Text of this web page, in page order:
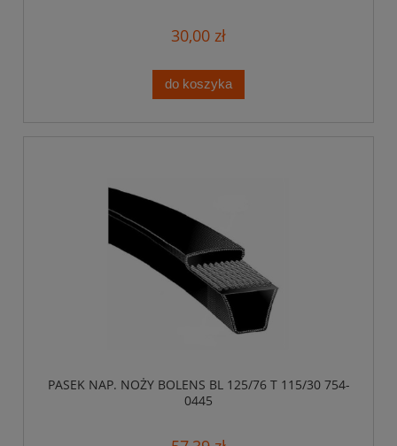
30,00 zł
do koszyka
PASEK NAP. NOŻY BOLENS BL 125/76 T 115/30 754-
0445